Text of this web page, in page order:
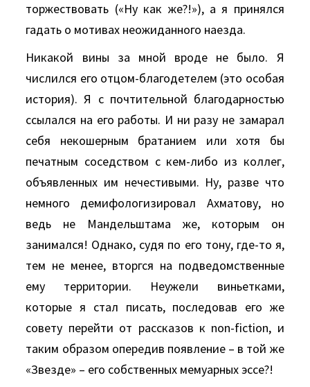
торжествовать («Ну как же?!»), а я принялся
гадать о мотивах неожиданного наезда.
Никакой вины за мной вроде не было. Я
числился его отцом-благодетелем (это особая
история). Я с почтительной благодарностью
ссылался на его работы. И ни разу не замарал
себя некошерным братанием или хотя бы
печатным соседством с кем-либо из коллег,
объявленных им нечестивыми. Ну, разве что
немного демифологизировал Ахматову, но
ведь не Мандельштама же, которым он
занимался! Однако, судя по его тону, где-то я,
тем не менее, вторгся на подведомственные
ему территории. Неужели виньетками,
которые я стал писать, последовав его же
совету перейти от рассказов к non-fiction, и
таким образом опередив появление – в той же
«Звезде» – его собственных мемуарных эссе?!